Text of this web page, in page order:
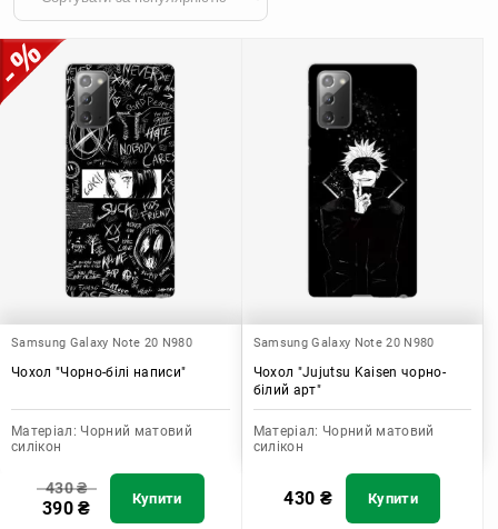
Samsung Galaxy Note 20 N980
Чохол "Чорно-білі написи"
Матеріал: Чорний матовий
силікон
430₴
390₴ Купити
Samsung Galaxy Note 20 N980
Чохол "Jujutsu Kaisen чорно-
білий арт"
Матеріал: Чорний матовий
силікон
430 ₴ Купити